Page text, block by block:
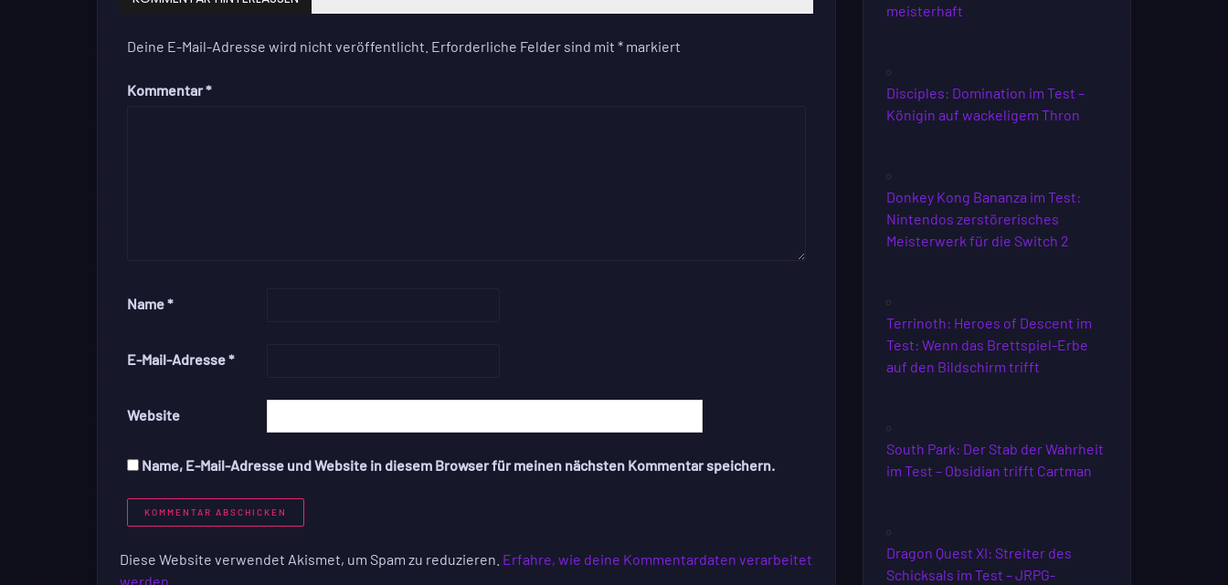
Deine E-Mail-Adresse wird nicht veröffentlicht. Erforderliche Felder sind mit *markiert
Kommentar*
Name*
E-Mail-Adresse*
Website
Name, E-Mail-Adresse und Website in diesem Browser für meinen nächsten Kommentar speichern.
Diese Website verwendet Akismet, um Spam zu reduzieren. Erfahre, wie deine Kommentardaten verarbeitet
werden.
meisterhaft
Disciples: Domination im Test –
Königin auf wackeligem Thron
Donkey Kong Bananza im Test:
Nintendos zerstörerisches
Meisterwerk für die Switch 2
Terrinoth: Heroes of Descent im
Test: Wenn das Brettspiel-Erbe
auf den Bildschirm trifft
South Park: Der Stab der Wahrheit
im Test – Obsidian trifft Cartman
Dragon Quest XI: Streiter des
Schicksals im Test – JRPG-